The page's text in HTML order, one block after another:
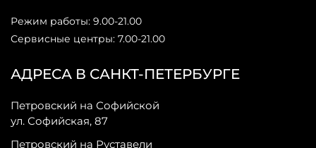
АДРЕСА В САНКТ-ПЕТЕРБУРГЕ
Петровский на Софийской
ул. Софийская, 87
Петровский на Руставели
Режим работы: 9.00-21.00
Сервисные центры: 7.00-21.00